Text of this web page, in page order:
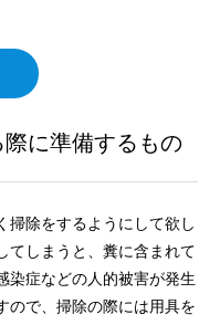
に準備するもの
掃除をするようにして欲し
てしまうと、糞に含まれて
染症などの人的被害が発生
ので、掃除の際には用具を